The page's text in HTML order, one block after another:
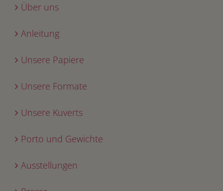
Über uns
Anleitung
Unsere Papiere
Unsere Formate
Unsere Kuverts
Porto und Gewichte
Ausstellungen